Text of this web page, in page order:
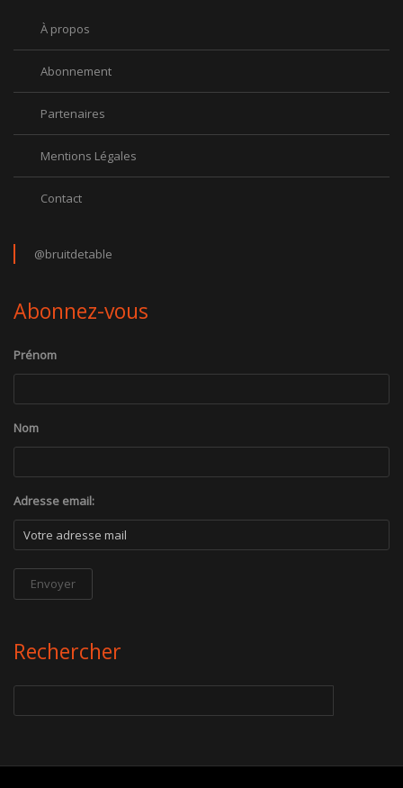
À propos
Abonnement
Partenaires
Mentions Légales
Contact
@bruitdetable
Abonnez-vous
Prénom
Nom
Adresse email:
Rechercher